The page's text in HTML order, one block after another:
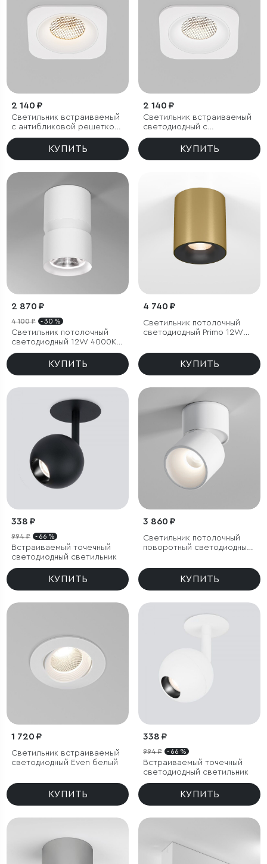
2 140 ₽
Светильник встраиваемый
с антибликовой решеткой
Tetro 10W 3000K белый
КУПИТЬ
2 140 ₽
Светильник встраиваемый
светодиодный с
антибликовой решеткой
Tetro 10W 4000K белый
КУПИТЬ
2 870 ₽
4 100 ₽ - 30 %
Светильник потолочный
светодиодный 12W 4000К
белый
КУПИТЬ
4 740 ₽
Светильник потолочный
светодиодный Primo 12W
КУПИТЬ
338 ₽
994 ₽ - 66 %
Встраиваемый точечный
светодиодный светильник
КУПИТЬ
3 860 ₽
Светильник потолочный
поворотный светодиодный
КУПИТЬ
1 720 ₽
Светильник встраиваемый
светодиодный Even белый
КУПИТЬ
338 ₽
994 ₽ - 66 %
Встраиваемый точечный
светодиодный светильник
КУПИТЬ